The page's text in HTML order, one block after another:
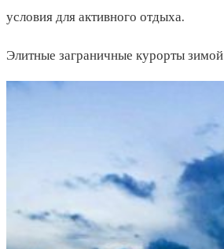
условия для активного отдыха.
Элитные заграничные курорты зимой